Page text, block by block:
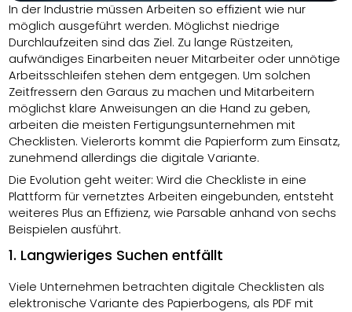
In der Industrie müssen Arbeiten so effizient wie nur
möglich ausgeführt werden. Möglichst niedrige
Durchlaufzeiten sind das Ziel. Zu lange Rüstzeiten,
aufwändiges Einarbeiten neuer Mitarbeiter oder unnötige
Arbeitsschleifen stehen dem entgegen. Um solchen
Zeitfressern den Garaus zu machen und Mitarbeitern
möglichst klare Anweisungen an die Hand zu geben,
arbeiten die meisten Fertigungsunternehmen mit
Checklisten. Vielerorts kommt die Papierform zum Einsatz,
zunehmend allerdings die digitale Variante.
Die Evolution geht weiter: Wird die Checkliste in eine
Plattform für vernetztes Arbeiten eingebunden, entsteht
weiteres Plus an Effizienz, wie Parsable anhand von sechs
Beispielen ausführt.
1. Langwieriges Suchen entfällt
Viele Unternehmen betrachten digitale Checklisten als
elektronische Variante des Papierbogens, als PDF mit